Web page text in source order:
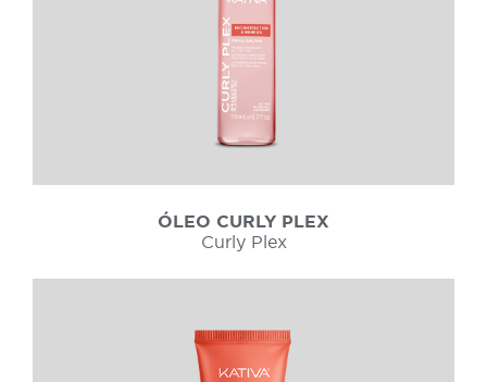
ÓLEO CURLY PLEX
Curly Plex